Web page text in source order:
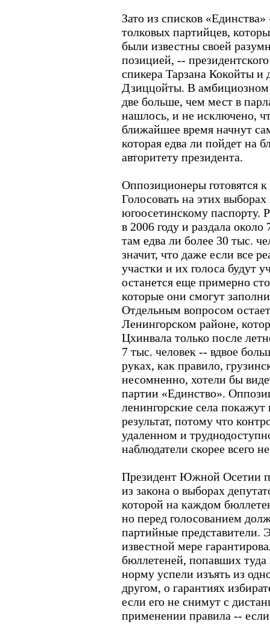
Зато из списков
толковых партийцев,
были известны своей
позицией, --
спикера Тарзана Кокойты
Дзиццойты. В
две больше, чем мест в
нашлось, и не исключено,
ближайшее время начнут
которая едва ли пойдет на
авторитету президента.
Оппозиционеры готовятся
Голосовать на этих
югоосетинскому паспорту.
в 2006 году и раздала
там едва ли более 30 тыс.
значит, что даже если все
участки и их голоса будут
останется еще примерно
которые они смогут
Отдельным вопросом
Ленингорском районе,
Цхинвала только после
7 тыс. человек -- вдвое
руках, как правило,
несомненно, хотели бы
партии «Единство».
ленингорские села
результат, потому что
удаленном и
наблюдатели скорее всего
Президент Южной Осетии
из закона о выборах
которой на каждом
но перед голосованием
партийные представители.
известной мере
бюллетеней, попавших
норму успели изъять из
другом, о гарантиях
если его не снимут с
применении правила --